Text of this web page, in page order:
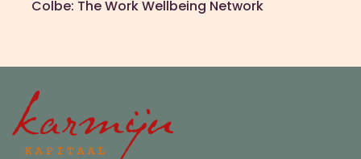
Colbe: The Work Wellbeing Network